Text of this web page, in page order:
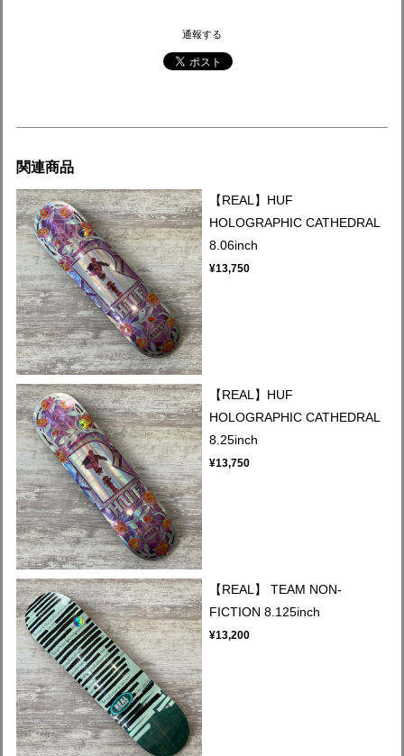
通報する
関連商品
【REAL】HUF
HOLOGRAPHIC CATHEDRAL
8.06inch
¥13,750
【REAL】HUF
HOLOGRAPHIC CATHEDRAL
8.25inch
¥13,750
【REAL】 TEAM NON-
FICTION 8.125inch
¥13,200